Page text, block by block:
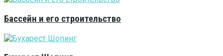
Бассейн и его строительство